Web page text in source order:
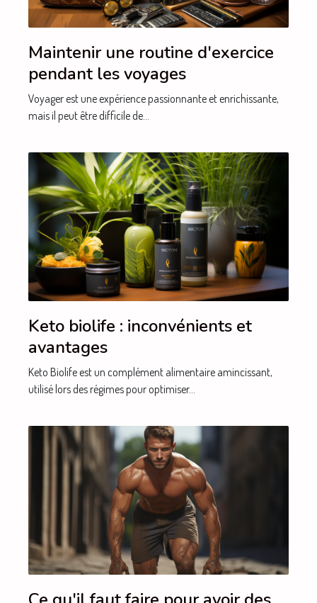
Maintenir une routine d'exercice
pendant les voyages
Voyager est une expérience passionnante et enrichissante,
mais il peut être difficile de...
Keto biolife : inconvénients et
avantages
Keto Biolife est un complément alimentaire amincissant,
utilisé lors des régimes pour optimiser...